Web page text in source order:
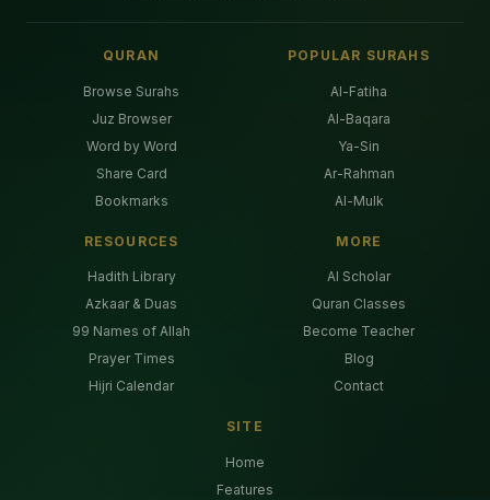
QURAN
Browse Surahs
Juz Browser
Word by Word
Share Card
Bookmarks
POPULAR SURAHS
Al-Fatiha
Al-Baqara
Ya-Sin
Ar-Rahman
Al-Mulk
RESOURCES
Hadith Library
Azkaar & Duas
99 Names of Allah
Prayer Times
Hijri Calendar
MORE
AI Scholar
Quran Classes
Become Teacher
Blog
Contact
SITE
Home
Features